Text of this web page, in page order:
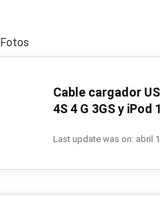
Fotos
Cable cargador
4S 4 G 3GS y iPod
Last update was on: abril